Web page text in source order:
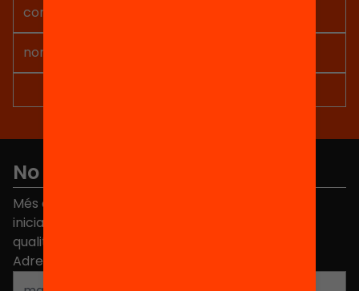
No et perdis res
Més de 40.000 persones ja han triat Equitat. Rep
iniciatives, propostes i projectes per millorar la
qualitat de l'educació a Catalunya.
Adreça electrònica